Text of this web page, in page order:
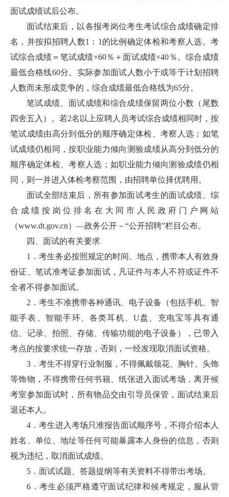
面试成绩试后公布。
面试结束后，以各报考岗位考生考试综合成绩确定排
名，并按拟招聘人数1：1的比例确定体检和考察人选。考
试综合成绩＝笔试成绩×60％＋面试成绩×40％。综合成绩
最低合格线60分。实际参加面试人数小于或等于计划招聘
人数而未形成竞争的，综合成绩最低合格线为65分。
笔试成绩、面试成绩和综合成绩保留两位小数（尾数
四舍五入）。若2名以上应聘人员考试综合成绩相同时，按
笔试成绩由高分到低分的顺序确定体检、考察人选；如笔
试成绩仍相同，按职业能力倾向测验成绩从高分到低分的
顺序确定体检、考察人选；如职业能力倾向测验成绩仍相
同，则一并进入体检考察范围，由招聘单位择优聘用。
面试全部结束后，所有参加面试考生的面试成绩、综
合成绩按岗位排名在大同市人民政府门户网站
（www.dt.gov.cn）—政务公开－“公开招聘”栏目公布。
四、面试的有关要求
1．考生务必按照规定的时间、地点，携带本人有效身
份证、笔试准考证参加面试，凡证件与本人不符或证件不
全者不得参加面试。
2．考生不准携带各种通讯、电子设备（包括手机、智
能手表、智能手环、各类耳机、U盘、充电宝等具有通
信、记录、拍照、存储、传输功能的电子设备），已带入
考点的按要求统一存放，否则，一经发现取消面试资格。
3．考生不得穿行业制服，不得佩戴领花、胸针、头饰
等饰物，不得携带任何书籍、纸张进入面试考场，离开候
考室参加面试时，所有物品交由引导员保管，面试结束后
退还本人。
4．考生进入考场只准报告面试顺序号，不得介绍本人
姓名、单位、地址等任何可能暴露本人身份的信息，否则
视为违纪，取消面试成绩。
5．面试试题、答题提纲等有关资料不得带出考场。
6．考生必须严格遵守面试纪律和候考规定，服从管